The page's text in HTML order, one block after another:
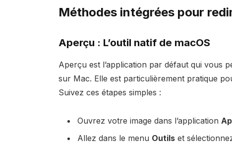
Méthodes intégrées pour
Aperçu : L’outil natif de macOS
Aperçu est l’application par défaut qui vous
sur Mac. Elle est particulièrement pratique
Suivez ces étapes simples :
Ouvrez votre image dans l’application
Allez dans le menu Outilset